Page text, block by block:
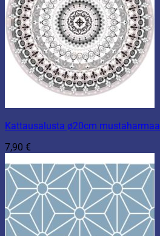
Kattausalusta ø20cm mustaharmaa
7,90 €